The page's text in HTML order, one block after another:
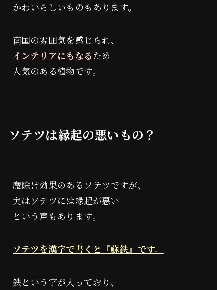
かわいらしいものもあります。
南国の雰囲気を感じられ、
インテリアにもなるため
人気のある植物です。
ソテツは縁起の悪いもの？
魔除け効果のあるソテツですが、
実はソテツには縁起が悪い
という声もあります。
ソテツを漢字で書くと『蘇鉄』です。
鉄という字が入っており、